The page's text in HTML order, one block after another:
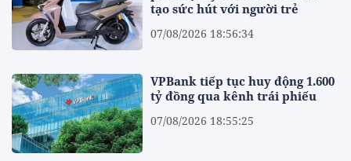
tạo sức hút với người trẻ
07/08/2026 18:56:34
VPBank tiếp tục huy động 1.600
tỷ đồng qua kênh trái phiếu
07/08/2026 18:55:25